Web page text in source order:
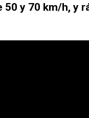
y 70 km/h, y